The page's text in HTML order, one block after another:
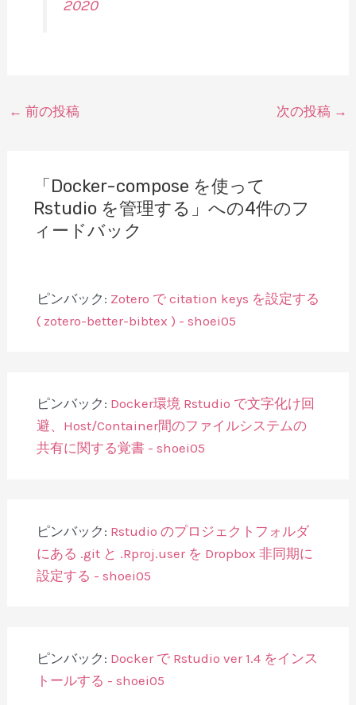
2020
← 前の投稿 次の投稿 →
「Docker-compose を使って
Rstudio を管理する」への4件のフ
ィードバック
ピンバック: Zotero で citation keys を設定する
( zotero-better-bibtex ) - shoei05
ピンバック: Docker環境 Rstudio で文字化け回
避、Host/Container間のファイルシステムの
共有に関する覚書 - shoei05
ピンバック: Rstudio のプロジェクトフォルダ
にある .git と .Rproj.user を Dropbox 非同期に
設定する - shoei05
ピンバック: Docker で Rstudio ver 1.4 をインス
トールする - shoei05